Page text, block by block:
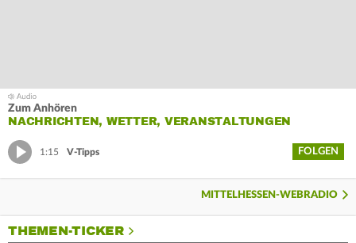
Zum Anhören
NACHRICHTEN, WETTER, VERANSTALTUNGEN
1:15 V-Tipps FOLGEN
MITTELHESSEN-WEBRADIO
THEMEN-TICKER